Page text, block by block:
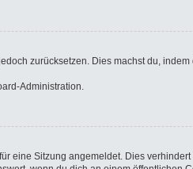
zurücksetzen. Dies machst du,
Administration.
eine Sitzung angemeldet. Dies